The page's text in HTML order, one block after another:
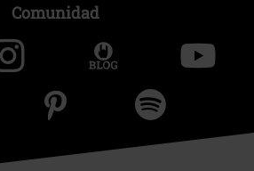
Comunidad